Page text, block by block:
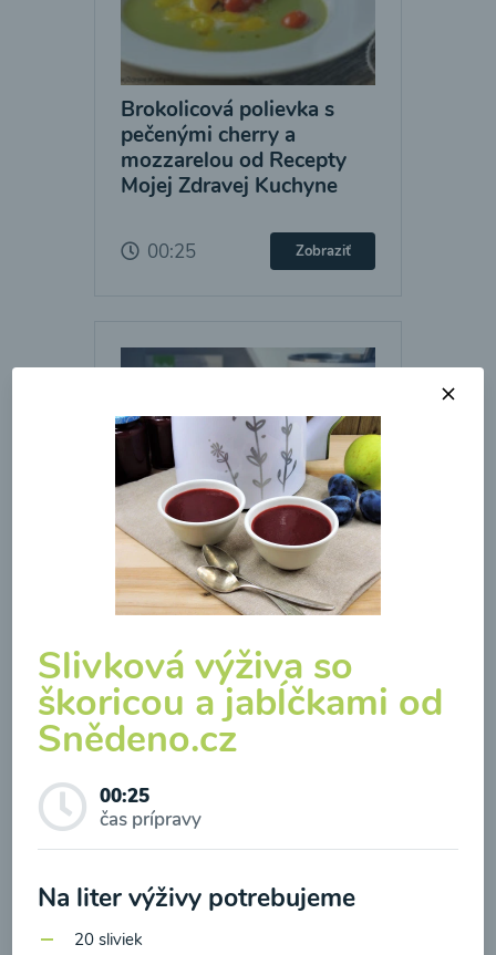
Brokolicová polievka s
pečenými cherry a
mozzarelou od Recepty
Mojej Zdravej Kuchyne
00:25 Zobraziť
Brokolicová polievka so
00:25 Zobraziť
Slivková výživa so
škoricou a jabĺčkami od
Snědeno.cz
00:25
čas prípravy
Na liter výživy potrebujeme
20 sliviek
Odber noviniek a akcií
Odoslaním registrácie na Newsletter súhlasím so